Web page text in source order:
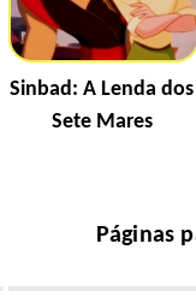
Sinbad: A Lenda dos
Sete Mares
Páginas